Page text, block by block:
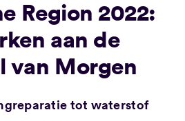
Region 2022:
aan de
van Morgen
tot waterstof